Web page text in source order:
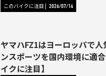
このバイクに注目 2026/07/14
ヤマハFZ1はヨーロッパで人
ンスポーツを国内環境に適
イクに注目】